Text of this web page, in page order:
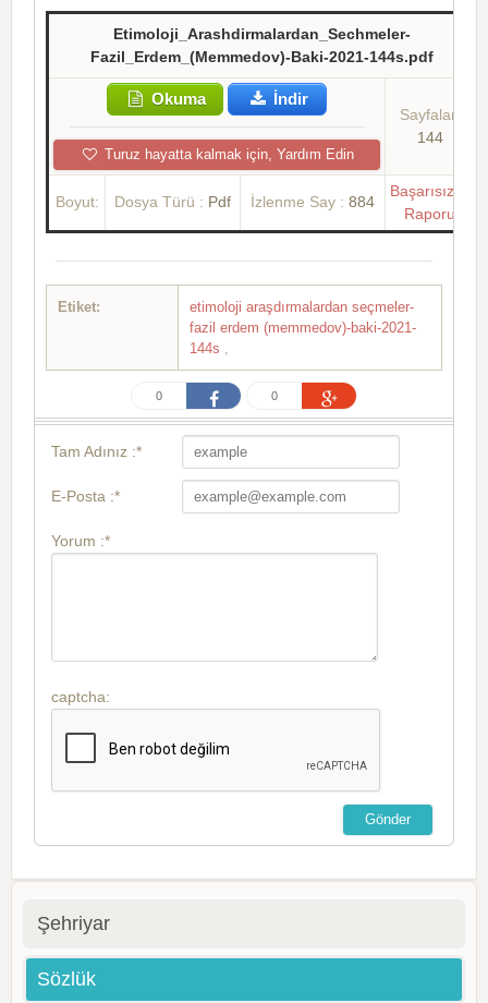
Etimoloji_Arashdirmalardan_Sechmeler-
Fazil_Erdem_(Memmedov)-Baki-2021-144s.pdf
Okuma İndir
Turuz hayatta kalmak için, Yardım Edin
Sayfalar:
144
Boyut: Dosya Türü : Pdf İzlenme Say : 884
Başarısızlık
Raporu
Etiket:
etimoloji araşdırmalardan seçmeler-
fazil erdem (memmedov)-baki-2021-
144s
0 0
Tam Adınız :*
E-Posta :*
Yorum :*
captcha:
Şehriyar
Sözlük